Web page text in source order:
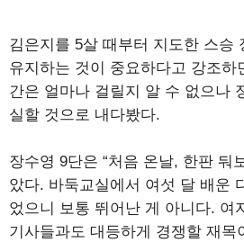
김은지를 5살 때부터 지도한 스승
유지하는 것이 중요하다고 강조하
간은 얼마나 걸릴지 알 수 없으나
실할 것으로 내다봤다.
장수영 9단은 “처음 온날, 한판 둬
았다. 바둑교실에서 여섯 달 배운
었으니 보통 뛰어난 게 아니다. 여
기사들과도 대등하게 경쟁할 재목